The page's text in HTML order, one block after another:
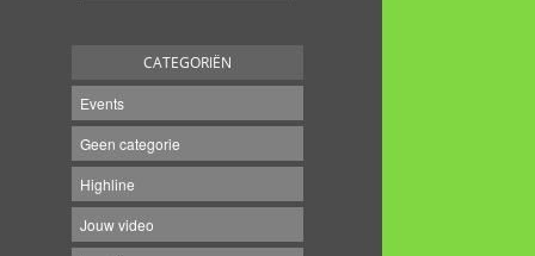
CATEGORIËN
Events
Geen categorie
Highline
Jouw video